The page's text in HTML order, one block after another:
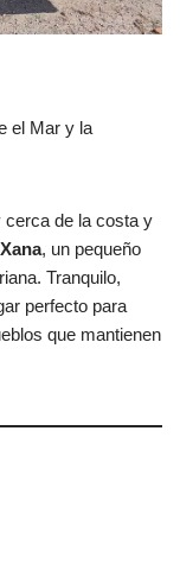
el Mar y la
cerca de la costa y
, un pequeño
Tranquilo,
perfecto para
que mantienen